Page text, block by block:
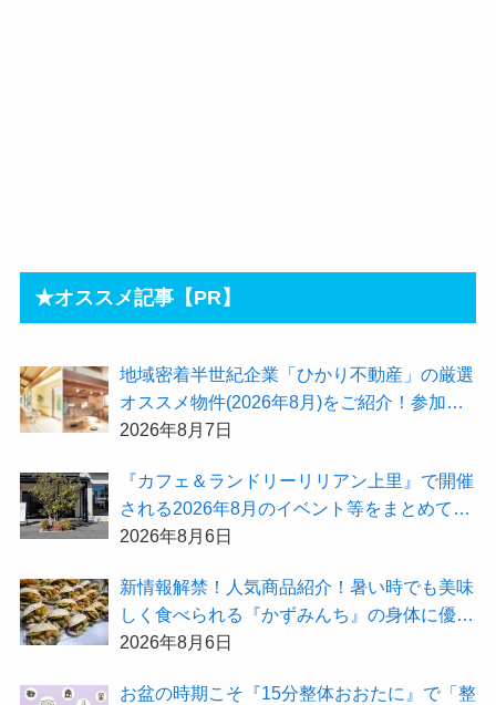
★オススメ記事【PR】
地域密着半世紀企業「ひかり不動産」の厳選
オススメ物件(2026年8月)をご紹介！参加費
無料『”木の家”新潟工場見学会』のご予約も
2026年8月7日
『カフェ＆ランドリーリリアン上里』で開催
される2026年8月のイベント等をまとめてご
紹介！
2026年8月6日
新情報解禁！人気商品紹介！暑い時でも美味
しく食べられる『かずみんち』の身体に優し
い天然酵母手作り減塩パンを召し上がれ♪
2026年8月6日
お盆の時期こそ『15分整体おおたに』で「整